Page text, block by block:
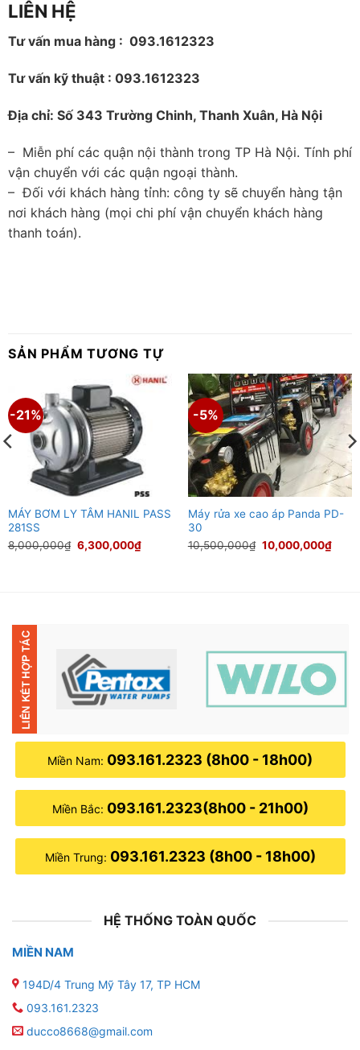
LIÊN HỆ
Tư vấn mua hàng : 093.1612323
Tư vấn kỹ thuật : 093.1612323
Địa chỉ: Số 343 Trường Chinh, Thanh Xuân, Hà Nội
– Miễn phí các quận nội thành trong TP Hà Nội. Tính phí
vận chuyển với các quận ngoại thành.
– Đối với khách hàng tỉnh: công ty sẽ chuyển hàng tận
nơi khách hàng (mọi chi phí vận chuyển khách hàng
thanh toán).
SẢN PHẨM TƯƠNG TỰ
-21%
MÁY BƠM LY TÂM HANIL PASS
281SS
8,000,000₫ Giá
gốc
6,300,000₫Giá
hiện
-5%
Máy rửa xe cao áp Panda PD-
30
10,500,000₫ Giá
gốc
10,000,000₫Giá
hiện
Miền Nam: 093.161.2323 (8h00 - 18h00)
Miền Bắc: 093.161.2323(8h00 - 21h00)
Miền Trung: 093.161.2323 (8h00 - 18h00)
HỆ THỐNG TOÀN QUỐC
MIỀN NAM
194D/4 Trung Mỹ Tây 17, TP HCM
093.161.2323
ducco8668@gmail.com